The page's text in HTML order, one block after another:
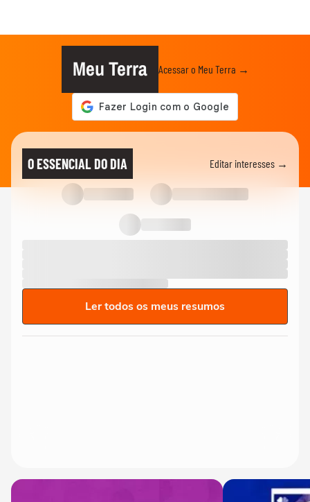
Meu Terra Acessar o Meu Terra →
O ESSENCIAL DO DIA Editar interesses →
Ler todos os meus resumos